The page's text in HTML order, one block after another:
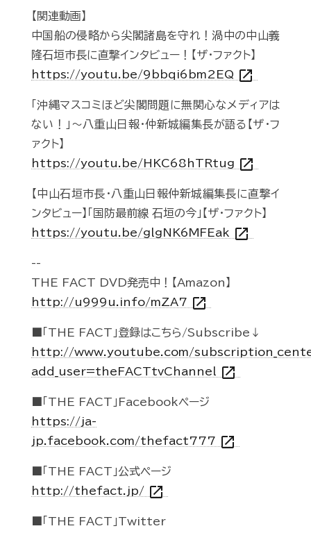
【関連動画】
中国船の侵略から尖閣諸島を守れ！渦中の中山義
隆石垣市長に直撃インタビュー！【ザ・ファクト】
https://youtu.be/9bbqi6bm2EQ open_in_new
「沖縄マスコミほど尖閣問題に無関心なメディアは
ない！」～八重山日報・仲新城編集長が語る【ザ・フ
ァクト】
https://youtu.be/HKC68hTRtug open_in_new
【中山石垣市長・八重山日報仲新城編集長に直撃イ
ンタビュー】「国防最前線 石垣の今」【ザ・ファクト】
https://youtu.be/glgNK6MFEak open_in_new
--
THE FACT DVD発売中！【Amazon】
http://u999u.info/mZA7 open_in_new
■「THE FACT」登録はこちら/Subscribe↓
http://www.youtube.com/
add_user=theFACTtvChannel open_in_new
■「THE FACT」Facebookページ
https://ja-
jp.facebook.com/thefact777 open_in_new
■「THE FACT」公式ページ
http://thefact.jp/ open_in_new
■「THE FACT」Twitter